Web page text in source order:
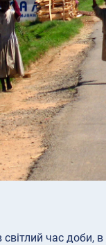
час доби,